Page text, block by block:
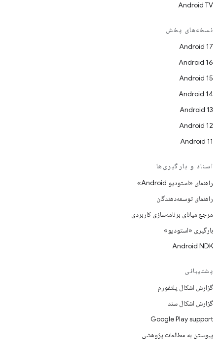
Android TV
نسخه‌های پخش
Android 17
Android 16
Android 15
Android 14
Android 13
Android 12
Android 11
اسناد و بارگیری‌ها
راهنمای «استودیو Android»
راهنمای توسعه‌دهندگان
مرجع میانای برنامه‌سازی کاربردی
بارگیری «استودیو»
Android NDK
پشتیبانی
گزارش اشکال پلتفورم
گزارش اشکال سند
Google Play support
پیوستن به مطالعات پژوهشی